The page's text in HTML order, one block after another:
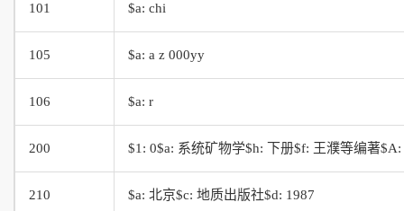
101 $a: chi
105 $a: a z 000yy
106 $a: r
200 $1: 0$a: 系统矿物学$h: 下册$f: 王濮等编著
210 $a: 北京$c: 地质出版社$d: 1987